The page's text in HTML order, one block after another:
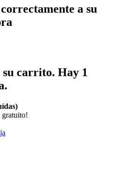
a su
su carrito. Hay 1